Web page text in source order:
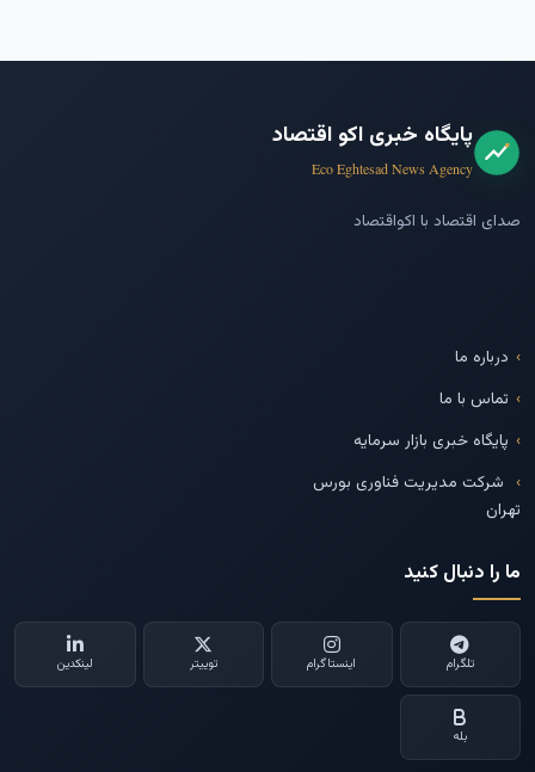
پایگاه خبری اکو اقتصاد
Eco Eghtesad News Agency
صدای اقتصاد با اکواقتصاد
درباره ما
تماس با ما
پایگاه خبری بازار سرمایه
شرکت مدیریت فناوری بورس
تهران
ما را دنبال کنید
تلگرام اینستاگرام توییتر لینکدین
بله